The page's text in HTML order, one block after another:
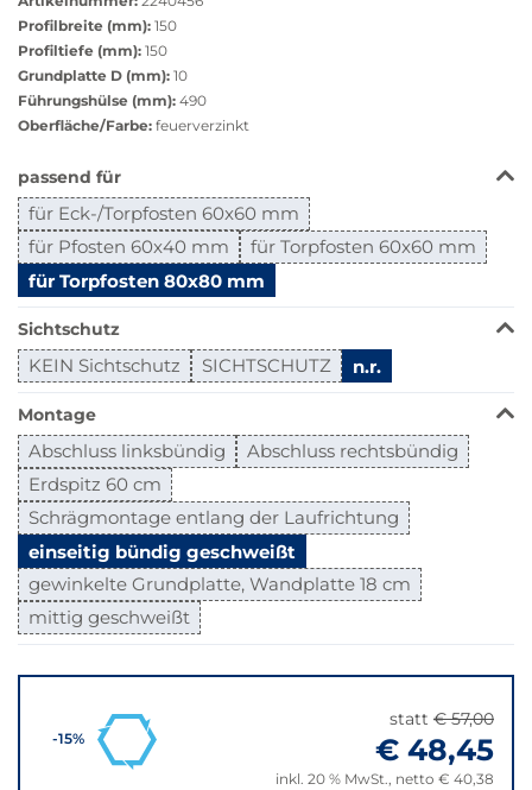
anzeigen
Profilbreite (mm): 150
Profiltiefe (mm): 150
Grundplatte D (mm): 10
Führungshülse (mm): 490
Oberfläche/Farbe: feuerverzinkt
Produkt
ist
in
dieser
Variante
verfügbar.
Bei
Klick
wechselt
der
Filter
auf
die
beste
Alternative
in
der
gewünschten
passend für
für Eck-/Torpfosten 60x60 mm
für Pfosten 60x40 mm
für Torpfosten 60x60 mm
für Torpfosten 80x80 mm
Sichtschutz
KEIN Sichtschutz SICHTSCHUTZ n.r.
Montage
Abschluss linksbündig
Abschluss rechtsbündig
Erdspitz 60 cm
Schrägmontage entlang der Laufrichtung
einseitig bündig geschweißt
gewinkelte Grundplatte, Wandplatte 18 cm
mittig geschweißt
zu
zurücksetzen"
-15%
statt € 57,00
€ 48,45
inkl. 20 % MwSt., netto € 40,38